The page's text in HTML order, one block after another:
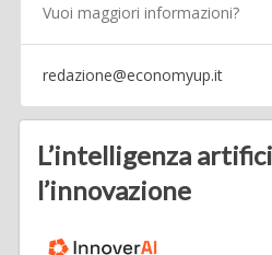
Vuoi maggiori informazioni?
redazione@economyup.it
L’intelligenza
l’innovazione